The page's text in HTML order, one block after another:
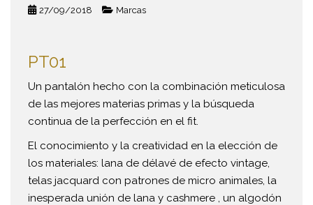
27/09/2018 Marcas
PT01
Un pantalón hecho con la combinación meticulosa
de las mejores materias primas y la búsqueda
continua de la perfección en el fit.
El conocimiento y la creatividad en la elección de
los materiales: lana de délavé de efecto vintage,
telas jacquard con patrones de micro animales, la
inesperada unión de lana y cashmere , un algodón